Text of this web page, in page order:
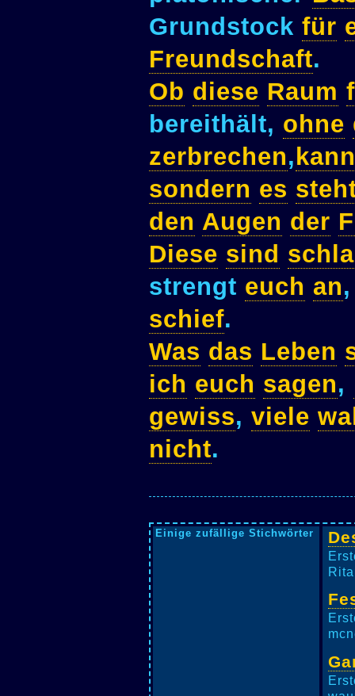
Grundstock für
Freundschaft.
Ob diese Raum
bereithält, ohne
zerbrechen, kann
sondern es
den Augen der
Diese sind
strengt euch an
schief.
Was das Leben
ich euch sagen,
gewiss, viele
nicht.
Einige zufällige Stichwörter